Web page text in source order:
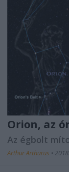
Orion, az
Az égbolt
Arthur Arthurus •